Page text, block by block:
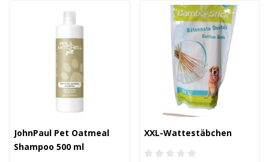
JohnPaul Pet Oatmeal
Shampoo 500 ml
XXL-Wattestäbchen